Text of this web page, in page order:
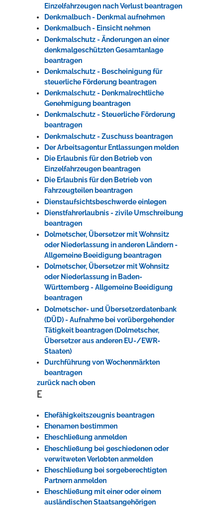
Einzelfahrzeugen nach Verlust beantragen
Denkmalbuch - Denkmal aufnehmen
Denkmalbuch - Einsicht nehmen
Denkmalschutz - Änderungen an einer
denkmalgeschützten Gesamtanlage
beantragen
Denkmalschutz - Bescheinigung für
steuerliche Förderung beantragen
Denkmalschutz - Denkmalrechtliche
Genehmigung beantragen
Denkmalschutz - Steuerliche Förderung
beantragen
Denkmalschutz - Zuschuss beantragen
Der Arbeitsagentur Entlassungen melden
Die Erlaubnis für den Betrieb von
Einzelfahrzeugen beantragen
Die Erlaubnis für den Betrieb von
Fahrzeugteilen beantragen
Dienstaufsichtsbeschwerde einlegen
Dienstfahrerlaubnis - zivile Umschreibung
beantragen
Dolmetscher, Übersetzer mit Wohnsitz
oder Niederlassung in anderen Ländern -
Allgemeine Beeidigung beantragen
Dolmetscher, Übersetzer mit Wohnsitz
oder Niederlassung in Baden-
Württemberg - Allgemeine Beeidigung
beantragen
Dolmetscher- und Übersetzerdatenbank
(DÜD) - Aufnahme bei vorübergehender
Tätigkeit beantragen (Dolmetscher,
Übersetzer aus anderen EU-/EWR-
Staaten)
Durchführung von Wochenmärkten
beantragen
zurück nach oben
E
Ehefähigkeitszeugnis beantragen
Ehenamen bestimmen
Eheschließung anmelden
Eheschließung bei geschiedenen oder
verwitweten Verlobten anmelden
Eheschließung bei sorgeberechtigten
Partnern anmelden
Eheschließung mit einer oder einem
ausländischen Staatsangehörigen